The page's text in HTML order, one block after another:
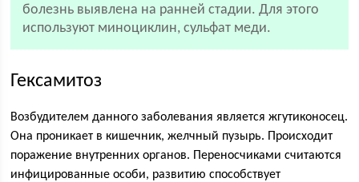
болезнь выявлена на ранней стадии. Для этого
используют миноциклин, сульфат меди.
Гексамитоз
Возбудителем данного заболевания является жгутиконосец.
Она проникает в кишечник, желчный пузырь. Происходит
поражение внутренних органов. Переносчиками считаются
инфицированные особи, развитию способствует